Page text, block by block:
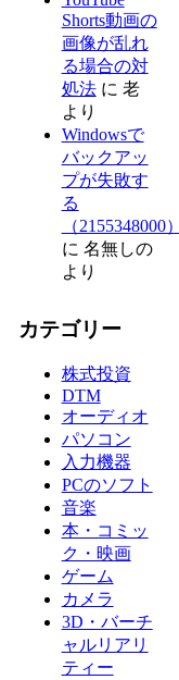
Shorts動画の
画像が乱れ
る場合の対
処法に 老
より
Windowsで
バックアッ
プが失敗す
る
（2155348000）
に 名無しの
より
カテゴリー
株式投資
DTM
オーディオ
パソコン
入力機器
PCのソフト
音楽
本・コミッ
ク・映画
ゲーム
カメラ
3D・バーチ
ャルリアリ
ティー